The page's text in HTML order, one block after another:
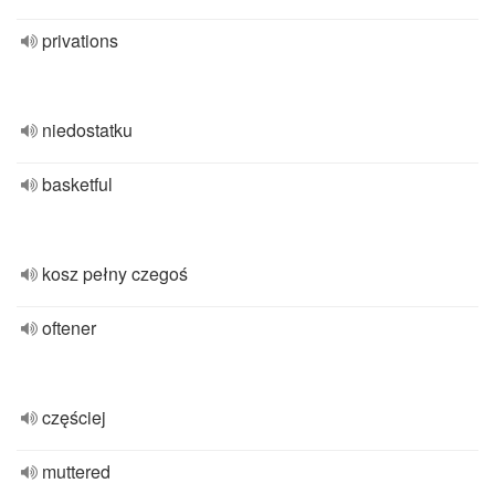
privations
niedostatku
basketful
kosz pełny czegoś
oftener
częściej
muttered